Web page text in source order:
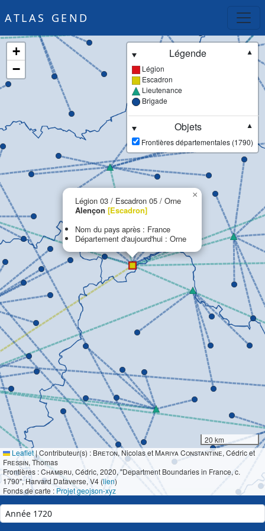
ATLAS GEND
Légion 03 / Escadron 05 / Orne
Alençon [Escadron]
Nom du pays après : France
Département d'aujourd'hui : Orne
×
+
−
Légende
▼
Légion
Escadron
Lieutenance
Brigade
Objets
▼
Frontières départementales (1790)
20 km
Leaflet|Contributeur(s) : Breton, Nicolas et Mariya Constantine, Cédric et
Fressin, Thomas
Frontières :Chambru, Cédric, 2020, "Department Boundaries in France, c.
1790", Harvard Dataverse, V4 (lien)
Fonds de carte : Projet geojson-xyz